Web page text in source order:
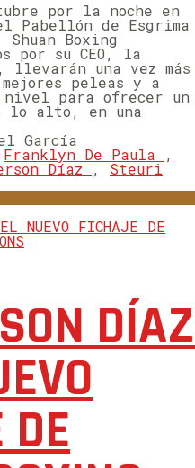
por la noche en
Pabellón de Esgrima
Boxing
por su CEO, la
llevarán una vez más
peleas y a
nivel para ofrecer un
lo alto, en una
García
Franklyn De Paula ,
Díaz , Steuri
DÍAZ